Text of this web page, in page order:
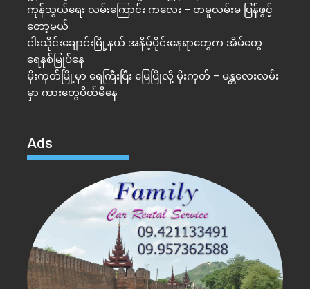
ကုန်သွယ်ရေး လမ်းကြောင်း ကလေး – တမူလမ်းမ ပြန်ဖွင့်
တော့မယ်
ငါးသိုင်းချောင်းမြို့နယ် အနိမ့်ပိုင်းနေရာတွေက အိမ်​တွေ
ရေနစ်မြုပ်နေ
မိုးကုတ်မြို့မှာ ရေကြီးပြီး မြေပြိုလို့ မိုးကုတ် – မန္တလေးလမ်း
မှာ ကားတွေပိတ်မိနေ
Ads